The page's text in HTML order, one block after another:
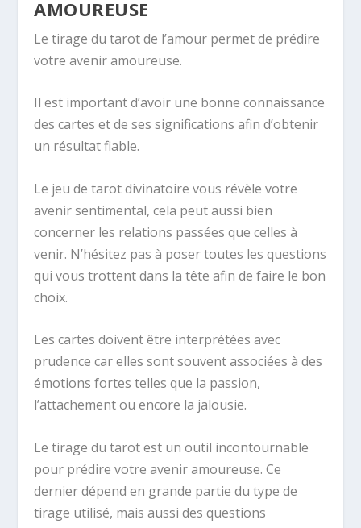
AMOUREUSE
Le tirage du tarot de l’amour permet de prédire
votre avenir amoureuse.
Il est important d’avoir une bonne connaissance
des cartes et de ses significations afin d’obtenir
un résultat fiable.
Le jeu de tarot divinatoire vous révèle votre
avenir sentimental, cela peut aussi bien
concerner les relations passées que celles à
venir. N’hésitez pas à poser toutes les questions
qui vous trottent dans la tête afin de faire le bon
choix.
Les cartes doivent être interprétées avec
prudence car elles sont souvent associées à des
émotions fortes telles que la passion,
l’attachement ou encore la jalousie.
Le tirage du tarot est un outil incontournable
pour prédire votre avenir amoureuse. Ce
dernier dépend en grande partie du type de
tirage utilisé, mais aussi des questions